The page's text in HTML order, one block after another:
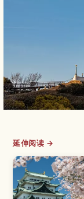
延伸阅读 →